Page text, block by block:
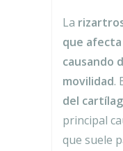
La
que
causando
movilidad.
del
principal
que suele